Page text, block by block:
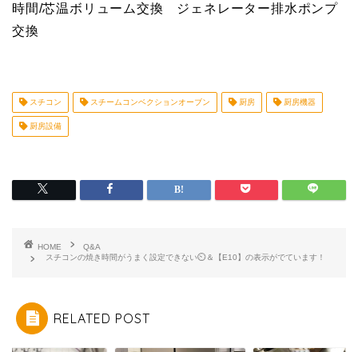
時間/芯温ボリューム交換 ジェネレーター排水ポンプ
交換
スチコン スチームコンベクションオーブン 厨房 厨房機器
厨房設備
HOME
Q&A
スチコンの焼き時間がうまく設定できない⏲＆【E10】の表示がでています！
RELATED POST